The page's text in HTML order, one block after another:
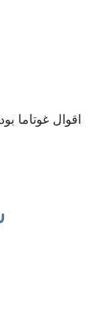
اقوال غوتاما